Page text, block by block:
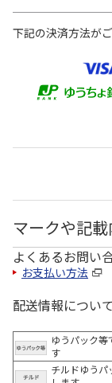
下記の決済方法が
マークや記
よくあるお問い
お支払い方法
配送情報について
ゆうパック等
す
チルドゆうパ